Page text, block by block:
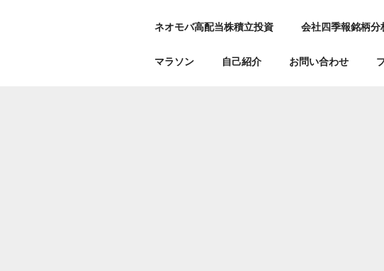
ネオモバ高配当株積立投資 会社四季報銘柄分
マラソン 自己紹介 お問い合わせ